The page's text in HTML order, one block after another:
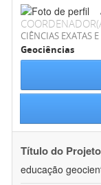
CIÊNCIAS EXATAS
Geociências
Título do
educação